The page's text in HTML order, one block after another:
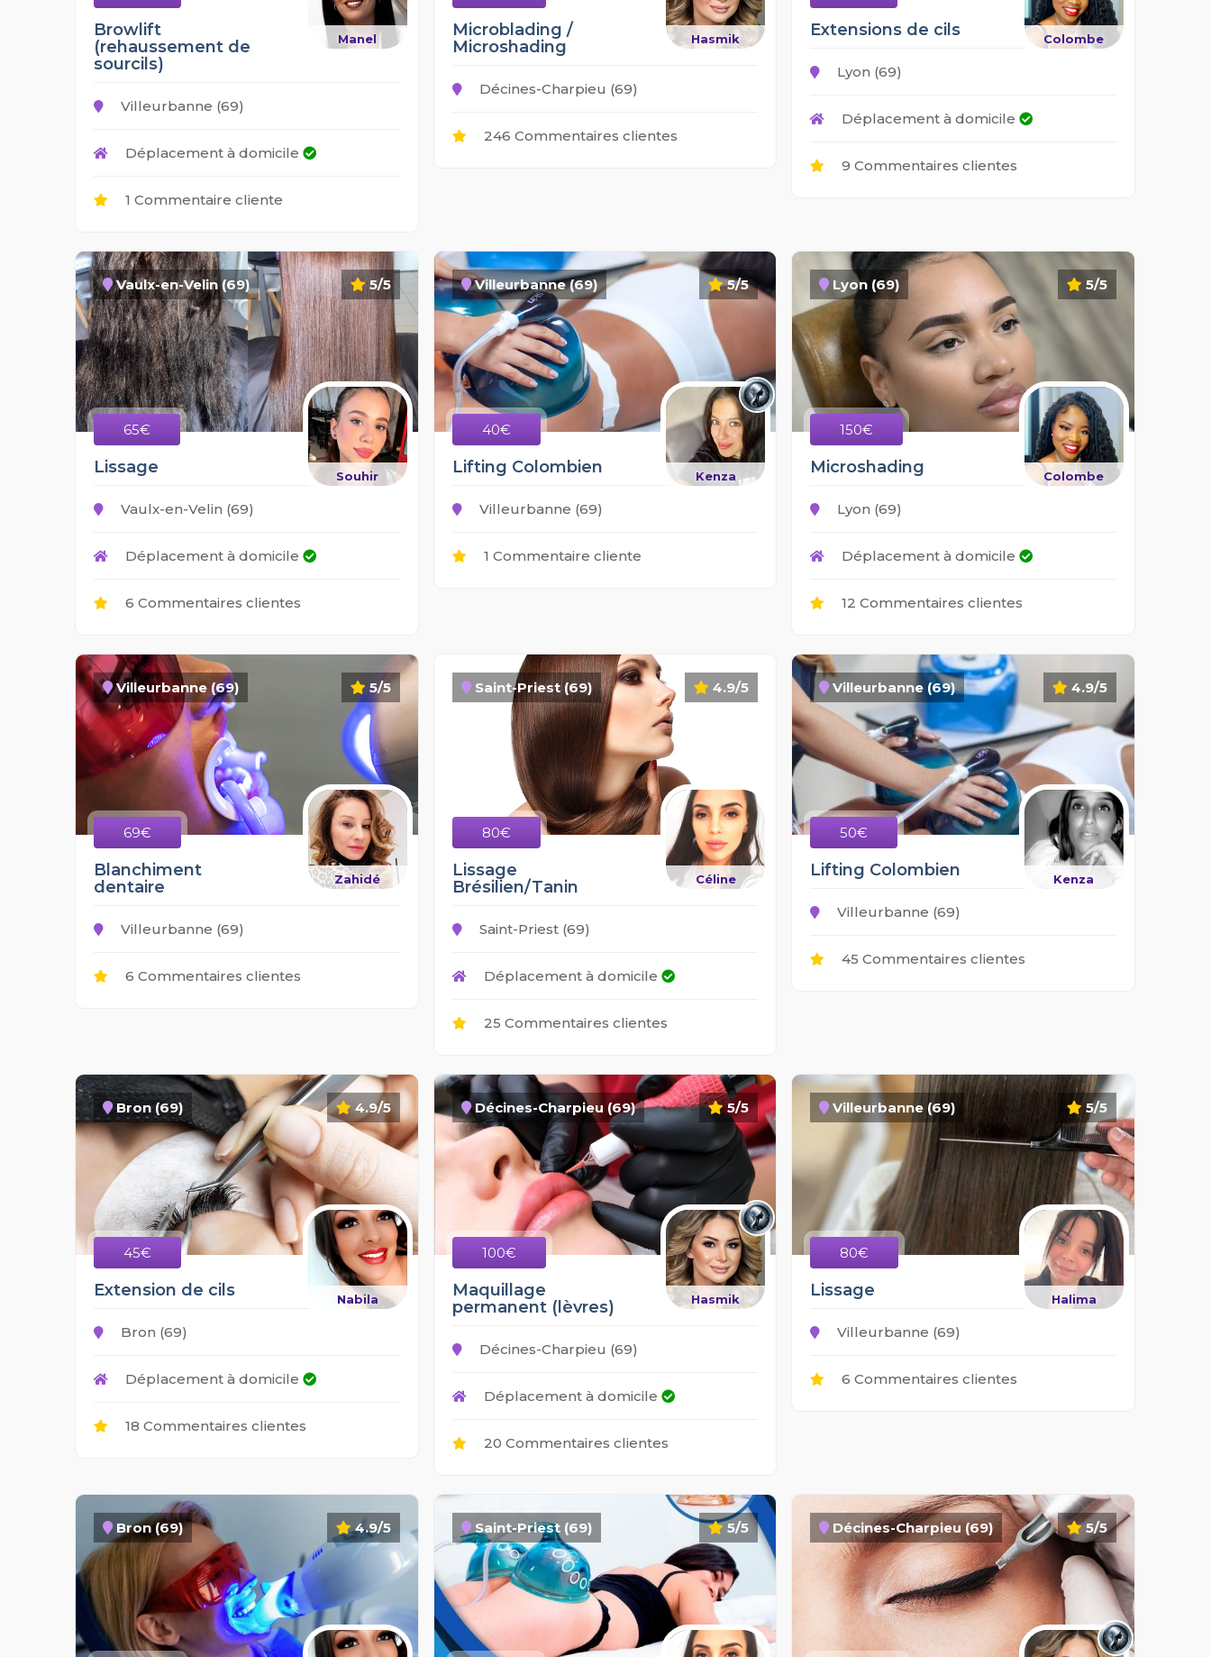
Manel
Browlift
(rehaussement de
sourcils)
Villeurbanne (69)
Déplacement à domicile
1 Commentaire cliente
Hasmik
Microblading /
Microshading
Décines-Charpieu (69)
246 Commentaires clientes
Colombe
Extensions de cils
Lyon (69)
Déplacement à domicile
9 Commentaires clientes
5/5
Vaulx-en-Velin (69)
65€
Souhir
Lissage
Vaulx-en-Velin (69)
Déplacement à domicile
6 Commentaires clientes
5/5
Villeurbanne (69)
40€
Kenza
Lifting Colombien
Villeurbanne (69)
1 Commentaire cliente
5/5
Lyon (69)
150€
Colombe
Microshading
Lyon (69)
Déplacement à domicile
12 Commentaires clientes
5/5
Villeurbanne (69)
69€
Zahidé
Blanchiment
dentaire
Villeurbanne (69)
6 Commentaires clientes
4.9/5
Saint-Priest (69)
80€
Céline
Lissage
Brésilien/Tanin
Saint-Priest (69)
Déplacement à domicile
25 Commentaires clientes
4.9/5
Villeurbanne (69)
50€
Kenza
Lifting Colombien
Villeurbanne (69)
45 Commentaires clientes
4.9/5
Bron (69)
45€
Nabila
Extension de cils
Bron (69)
Déplacement à domicile
18 Commentaires clientes
5/5
Décines-Charpieu (69)
100€
Hasmik
Maquillage
permanent (lèvres)
Décines-Charpieu (69)
Déplacement à domicile
20 Commentaires clientes
5/5
Villeurbanne (69)
80€
Halima
Lissage
Villeurbanne (69)
6 Commentaires clientes
4.9/5
Bron (69) 5/5
Saint-Priest (69) 5/5
Décines-Charpieu (69)